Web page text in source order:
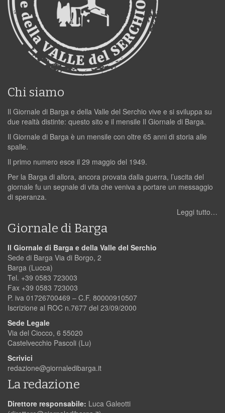
Chi siamo
Il Giornale di Barga e della Valle del Serchio vive e si sviluppa su
due realtà distinte: questo sito e il mensile Il Giornale di Barga.
Il Giornale di Barga è un mensile con oltre 65 anni di storia alle
spalle.
Il primo numero esce il 29 maggio del 1949.
Per la Barga di allora, ancora provata dalla guerra, l’uscita del
giornale fu un segnale di vita che veniva a portare un messaggio
di speranza.
Leggi tutto…
Giornale di Barga
Il Giornale di Barga e della Valle del Serchio
Sede di Barga Via di Borgo, 2
Barga (Lucca)
Tel. +39 0583 723003
Fax +39 0583 723003
P. iva 01726700469 – C.F. 80000910507
Iscrizione al ROC n.7677 del 23/09/2000
Sede Legale
Via del Ciocco, 6 55020
Castelvecchio Pascoli (Lu)
Scrivici
redazione@giornaledibarga.it
La redazione
Direttore responsabile: Luca Galeotti